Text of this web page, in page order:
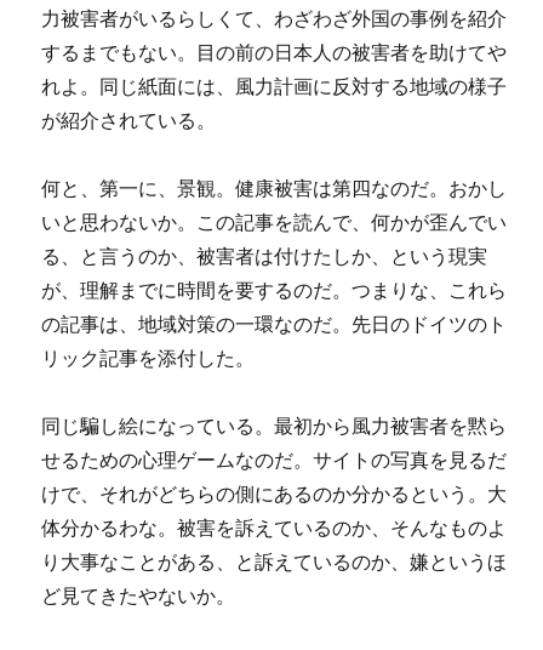
力被害者がいるらしくて、わざわざ外国の事例を紹介
するまでもない。目の前の日本人の被害者を助けてや
れよ。同じ紙面には、風力計画に反対する地域の様子
が紹介されている。
何と、第一に、景観。健康被害は第四なのだ。おかし
いと思わないか。この記事を読んで、何かが歪んでい
る、と言うのか、被害者は付けたしか、という現実
が、理解までに時間を要するのだ。つまりな、これら
の記事は、地域対策の一環なのだ。先日のドイツのト
リック記事を添付した。
同じ騙し絵になっている。最初から風力被害者を黙ら
せるための心理ゲームなのだ。サイトの写真を見るだ
けで、それがどちらの側にあるのか分かるという。大
体分かるわな。被害を訴えているのか、そんなものよ
り大事なことがある、と訴えているのか、嫌というほ
ど見てきたやないか。